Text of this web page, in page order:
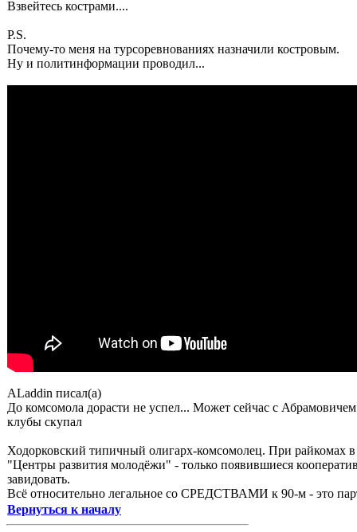
Взвейтесь кострами....
P.S.
Почему-то меня на турсоревнованиях назначили костровым.
Ну и политинформации проводил...
ALaddin писал(а)
До комсомола дорасти не успел... Может сейчас с
клубы скупал
Ходорковский типичный олигарх-комсомолец. При райкомах в
"Центры развития молодёжи" - только появившиеся
завидовать.
Всё относительно легальное со СРЕДСТВАМИ к 90-м - это
Вернуться к началу